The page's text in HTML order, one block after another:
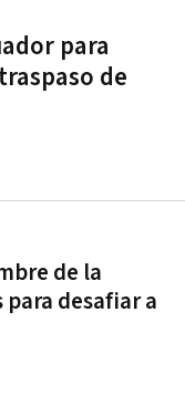
para
de
de la
desafiar a